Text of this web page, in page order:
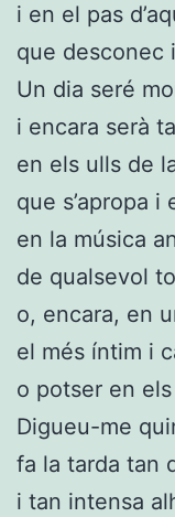
i en el pas
que desconec
Un dia seré
i encara serà
en els ulls de
que s’apropa i
en la música
de qualsevol
o, encara, en
el més íntim i
o potser en
Digueu-me
fa la tarda tan
i tan intensa